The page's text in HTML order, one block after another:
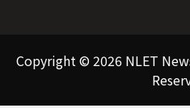
Copyright © 2026 NLET